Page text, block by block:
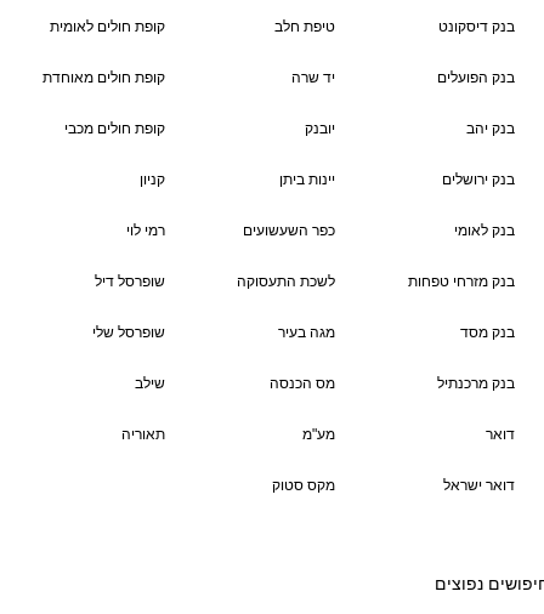
בנק דיסקונט
בנק הפועלים
בנק יהב
בנק ירושלים
בנק לאומי
בנק מזרחי טפחות
בנק מסד
בנק מרכנתיל
דואר
דואר ישראל
טיפת חלב
יד שרה
יובנק
יינות ביתן
כפר השעשועים
לשכת התעסוקה
מגה בעיר
מס הכנסה
מע"מ
מקס סטוק
קופת חולים לאומית
קופת חולים מאוחדת
קופת חולים מכבי
קניון
רמי לוי
שופרסל דיל
שופרסל שלי
שילב
תאוריה
נפוצים